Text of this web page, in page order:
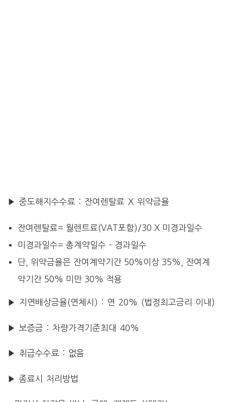
▶ 중도해지수수료 : 잔여렌탈료 X 위약금율
잔여렌탈료= 월렌트료(VAT포함)/30 X 미경과일수
미경과일수= 총계약일수 – 경과일수
단, 위약금율은 잔여계약기간 50%이상 35%, 잔여계
약기간 50% 미만 30% 적용
▶ 지연배상금율(연체시) : 연 20% (법정최고금리 이내)
▶ 보증금 : 차량가격기준최대 40%
▶ 취급수수료 : 없음
▶ 종료시 처리방법